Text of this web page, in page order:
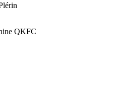
QKFC